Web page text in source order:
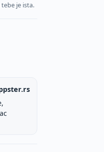
je ista.